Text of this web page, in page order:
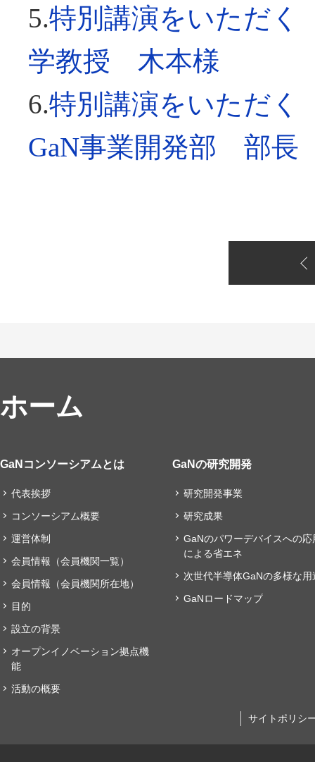
5.特別講演をいただ
学教授 木本様
6.特別講演をいただ
GaN事業開発部 部
ホーム
GaNコンソーシアムとは
代表挨拶
コンソーシアム概要
運営体制
会員情報（会員機関一覧）
会員情報（会員機関所在地）
目的
設立の背景
オープンイノベーション拠点機
能
活動の概要
GaNの研究開発
研究開発事業
研究成果
GaNのパワーデバイスへの応
による省エネ
次世代半導体GaNの多様な用
GaNロードマップ
サイトポリシ